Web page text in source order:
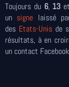
Toujours du 6, 13 et
un signe laissé
des Etats-Unisde
résultats, à en
un contact